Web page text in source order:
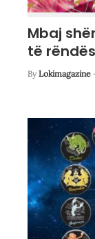
Mbaj
të
By Lokimagazine